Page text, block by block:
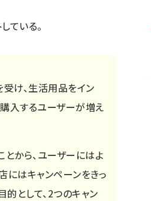
ている。
け、生活用品をイン
入するユーザーが増え
とから、ユーザーにはよ
にはキャンペーンをきっ
として、2つのキャン